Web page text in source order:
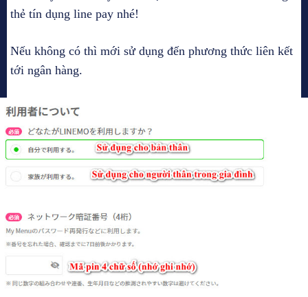
thẻ tín dụng line pay nhé!
Nếu không có thì mới sử dụng đến phương thức liên kết
tới ngân hàng.